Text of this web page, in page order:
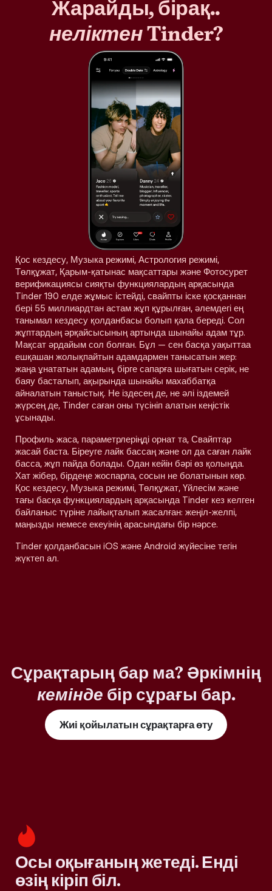
Жарайды, бірақ..
неліктенTinder?
Қос кездесу, Музыка режимі, Астрология режимі,
Төлқұжат, Қарым-қатынас мақсаттары және Фотосурет
верификациясы сияқты функциялардың арқасында
Tinder 190 елде жұмыс істейді, свайпты іске қосқаннан
бері 55 миллиардтан астам жұп құрылған, әлемдегі ең
танымал кездесу қолданбасы болып қала береді. Сол
жұптардың әрқайсысының артында шынайы адам тұр.
Мақсат әрдайым сол болған. Бұл — сен басқа уақыттаа
ешқашан жолықпайтын адамдармен танысатын жер:
жаңа ұнататын адамың, бірге сапарға шығатын серік, не
баяу басталып, ақырында шынайы махаббатқа
айналатын таныстық. Не іздесең де, не әлі іздемей
жүрсең де, Tinder саған оны түсініп алатын кеңістік
ұсынады.
Профиль жаса, параметрлеріңді орнат та, Свайптар
жасай баста. Біреуге лайк бассаң және ол да саған лайк
басса, жұп пайда болады. Одан кейін бәрі өз қолыңда.
Хат жібер, бірдеңе жоспарла, сосын не болатынын көр.
Қос кездесу, Музыка режимі, Төлқұжат, Үйлесім және
тағы басқа функциялардың арқасында Tinder кез келген
байланыс түріне лайықталып жасалған: жеңіл-желпі,
маңызды немесе екеуінің арасындағы бір нәрсе.
Tinder қолданбасын iOS және Android жүйесіне тегін
жүктеп ал.
Сұрақтарың бар ма? Әркімнің
кемінде бір сұрағы бар.
Жиі қойылатын сұрақтарға өту
Осы оқығаның жетеді. Енді
өзің кіріп біл.